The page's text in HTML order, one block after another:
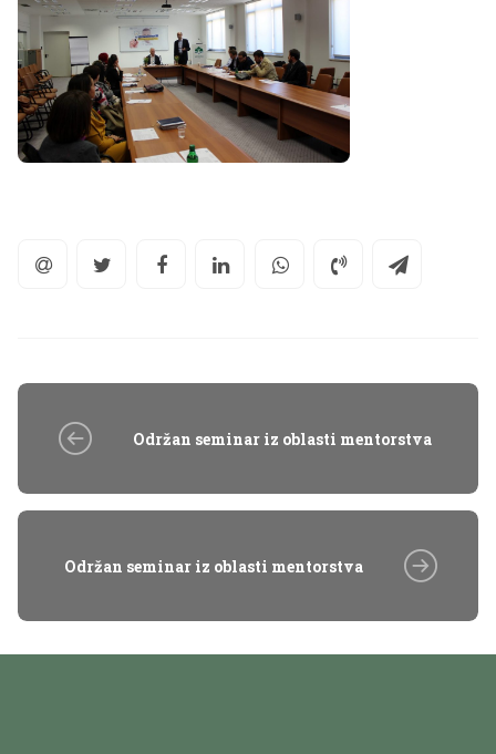
Održan seminar iz oblasti mentorstva
Održan seminar iz oblasti mentorstva